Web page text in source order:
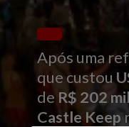
Após uma
que custou
de R$ 202
Castle Keep